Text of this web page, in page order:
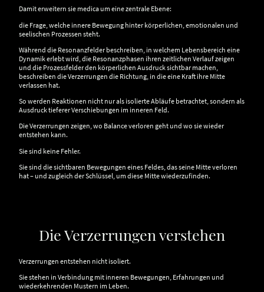
Damit erweitern sie medica um eine zentrale Ebene:
die Frage, welche innere Bewegung hinter körperlichen, emotionalen und
seelischen Prozessen steht.
Während die Resonanzfelder beschreiben, in welchem Lebensbereich eine
Dynamik erlebt wird, die Resonanzphasen ihren zeitlichen Verlauf zeigen
und die Prozessfelder den körperlichen Ausdruck sichtbar machen,
beschreiben die Verzerrungen die Richtung, in die eine Kraft ihre Mitte
verlassen hat.
So werden Reaktionen nicht nur als isolierte Abläufe betrachtet, sondern als
Ausdruck tieferer Verschiebungen im inneren Feld.
Die Verzerrungen zeigen, wo Balance verloren geht und wo sie wieder
entstehen kann.
Sie sind keine Fehler.
Sie sind die sichtbaren Bewegungen eines Feldes, das seine Mitte verloren
hat – und zugleich der Schlüssel, um diese Mitte wiederzufinden.
Die Verzerrungen verstehen
Verzerrungen entstehen nicht isoliert.
Sie stehen in Verbindung mit inneren Bewegungen, Erfahrungen und
wiederkehrenden Mustern im Leben.